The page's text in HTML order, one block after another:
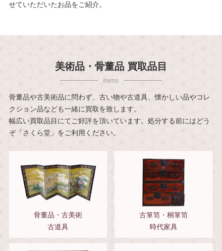
せていただいたお品をご紹介。
美術品・骨董品 買取品目
骨董品や古美術品に問わず、古い物や古道具、懐かしい品やコレ
クション品なども一緒に買取を致します。
幅広い買取品目にてご好評を頂いています。処分する前にはどう
ぞ「さくら堂」をご利用ください。
骨董品・古美術
古道具
古箪笥・桐箪笥
時代家具